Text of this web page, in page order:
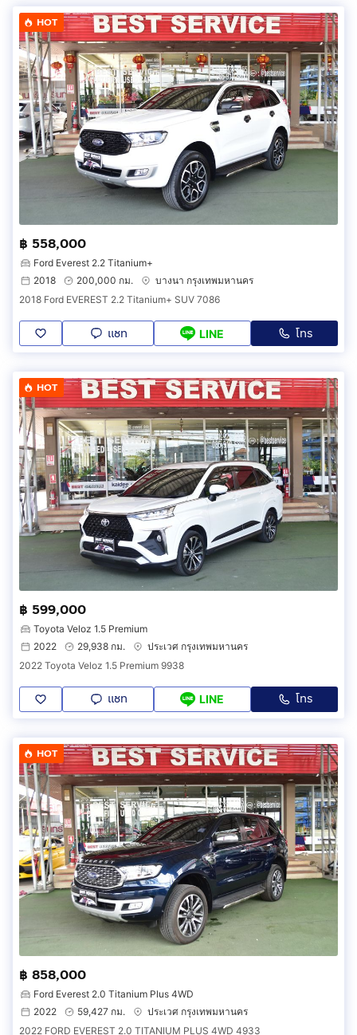
HOT
฿ 558,000
Ford Everest 2.2 Titanium+
2018
200,000 กม.
บางนา กรุงเทพมหานคร
2018 Ford EVEREST 2.2 Titanium+ SUV 7086
แชท LINE โทร
HOT
฿ 599,000
Toyota Veloz 1.5 Premium
2022
29,938 กม.
ประเวศ กรุงเทพมหานคร
2022 Toyota Veloz 1.5 Premium 9938
แชท LINE โทร
HOT
฿ 858,000
Ford Everest 2.0 Titanium Plus 4WD
2022
59,427 กม.
ประเวศ กรุงเทพมหานคร
2022 FORD EVEREST 2.0 TITANIUM PLUS 4WD 4933